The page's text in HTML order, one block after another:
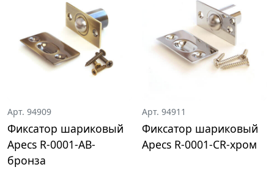
Арт. 94909
Фиксатор шариковый
Apecs R-0001-AB-
бронза
Арт. 94911
Фиксатор шариковый
Apecs R-0001-CR-хром